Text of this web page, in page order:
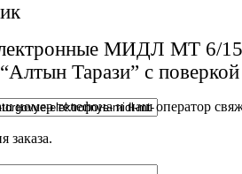
МИДЛ МТ
Тарази” с поверкой
номер телефона и наш оператор
заказа.